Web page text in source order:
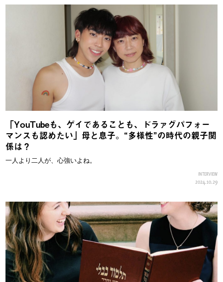
「YouTubeも、ゲイであることも、ドラァグパフォー
マンスも認めたい」母と息子。“多様性”の時代の親子関
係は？
一人より二人が、心強いよね。
INTERVIEW
2024.10.29